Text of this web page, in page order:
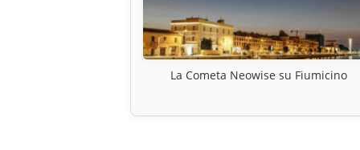
La Cometa Neowise su Fiumicino